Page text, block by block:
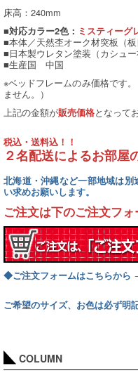
床高：240mm
■対応カラー2色： ミスティーグ
■本体／天然杢オーク材突板（板
■日本製ウレタン塗装（カシュ
■生産国 中国
※ベッドフレームのみ価格です
ません。）
上記の金額が販売価格となって
税込・送料込！！
２名配送によるお部屋
北海道・沖縄など一部地域は
い求めお願いします。
ご注文は下のご注文フ
◆ご注文フォームはこちらから
ご希望のサイズ、お色は必ず明
COLUMN